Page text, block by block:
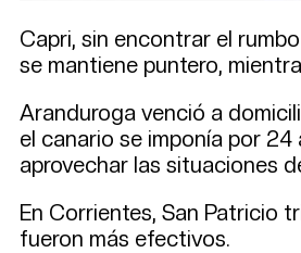
Capri, sin encontrar el
se mantiene puntero,
Aranduroga venció a
el canario se imponía por
aprovechar las situaciones
En Corrientes, San Patricio
fueron más efectivos.